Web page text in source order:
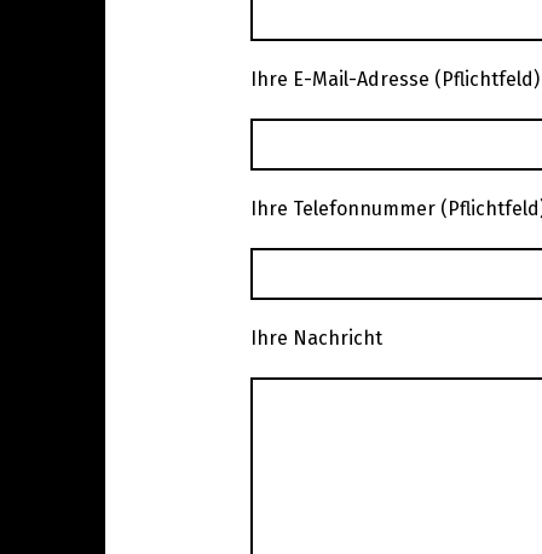
Ihre E-Mail-Adresse (Pflichtfeld)
Ihre Telefonnummer
Ihre Nachricht